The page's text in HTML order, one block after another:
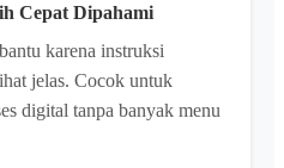
Cepat Dipahami
karena instruksi
jelas. Cocok untuk
digital tanpa banyak menu